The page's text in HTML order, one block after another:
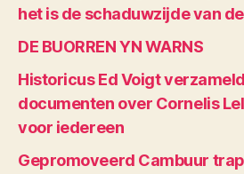
het is de schaduwzijde van
DE BUORREN YN WARNS
Historicus Ed Voigt
documenten over Cornelis
voor iedereen
Gepromoveerd Cambuur